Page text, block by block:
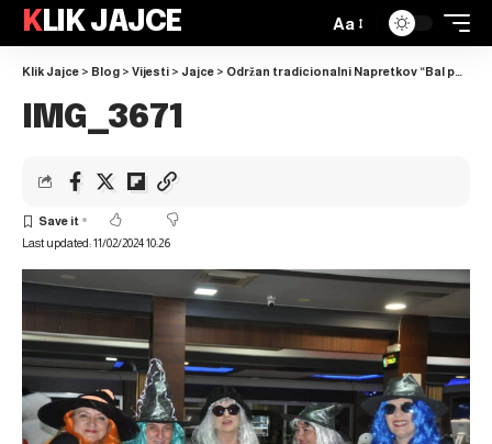
KLIK JAJCE Aa
Klik Jajce > Blog > Vijesti > Jajce > Održan tradicionalni Napretkov “Bal pod maskama”
IMG_3671
Last updated: 11/02/2024 10:26